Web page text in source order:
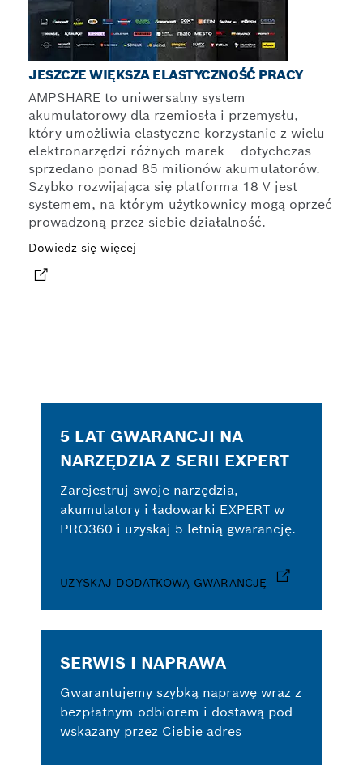
JESZCZE WIĘKSZA ELASTYCZNOŚĆ PRACY
AMPSHARE to uniwersalny system
akumulatorowy dla rzemiosła i przemysłu,
który umożliwia elastyczne korzystanie z wielu
elektronarzędzi różnych marek – dotychczas
sprzedano ponad 85 milionów akumulatorów.
Szybko rozwijająca się platforma 18 V jest
systemem, na którym użytkownicy mogą oprzeć
prowadzoną przez siebie działalność.
Dowiedz się więcej
5 LAT GWARANCJI NA
NARZĘDZIA Z SERII EXPERT
Zarejestruj swoje narzędzia,
akumulatory i ładowarki EXPERT w
PRO360 i uzyskaj 5-letnią gwarancję.
UZYSKAJ DODATKOWĄ GWARANCJĘ
SERWIS I NAPRAWA
Gwarantujemy szybką naprawę wraz z
bezpłatnym odbiorem i dostawą pod
wskazany przez Ciebie adres